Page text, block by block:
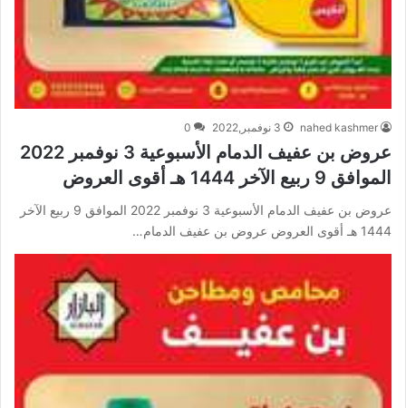
nahed kashmer 3 نوفمبر,2022 0
عروض بن عفيف الدمام الأسبوعية 3 نوفمبر 2022
الموافق 9 ربيع الآخر 1444 هـ أقوى العروض
عروض بن عفيف الدمام الأسبوعية 3 نوفمبر 2022 الموافق 9 ربيع الآخر
1444 هـ أقوى العروض عروض بن عفيف الدمام…